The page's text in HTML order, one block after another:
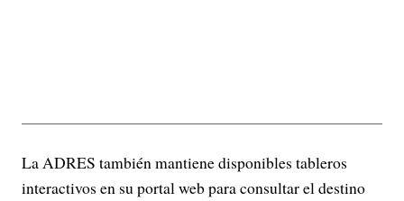
La ADRES también mantiene disponibles tableros
interactivos en su portal web para consultar el destino